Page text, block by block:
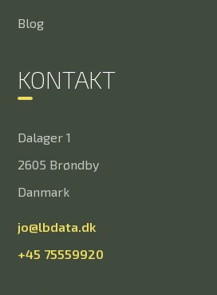
Blog
KONTAKT
Dalager 1
2605 Brøndby
Danmark
jo@lbdata.dk
+45 75559920